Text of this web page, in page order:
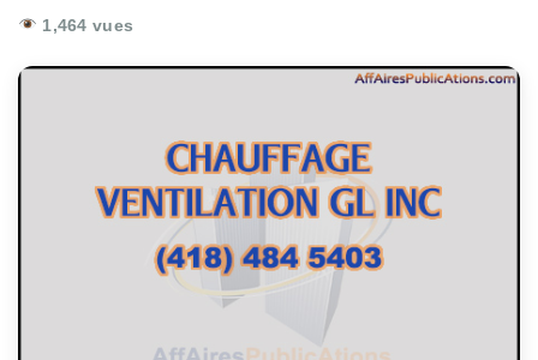
1,464 vues